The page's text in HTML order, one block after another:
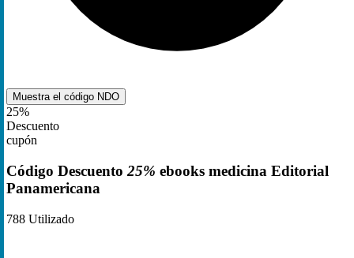
Muestra el código NDO
25%
Descuento
cupón
Código Descuento 25% ebooks medicina Editorial
Panamericana
788 Utilizado